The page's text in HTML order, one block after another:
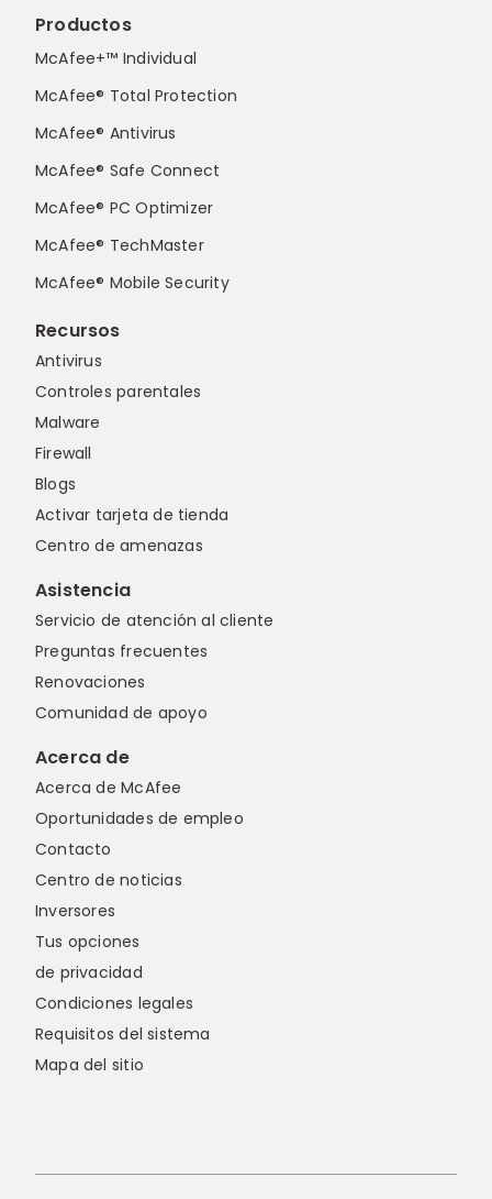
Productos
McAfee+™ Individual
McAfee® Total Protection
McAfee® Antivirus
McAfee® Safe Connect
McAfee® PC Optimizer
McAfee® TechMaster
McAfee® Mobile Security
Recursos
Antivirus
Controles parentales
Malware
Firewall
Blogs
Activar tarjeta de tienda
Centro de amenazas
Asistencia
Servicio de atención al cliente
Preguntas frecuentes
Renovaciones
Comunidad de apoyo
Acerca de
Acerca de McAfee
Oportunidades de empleo
Contacto
Centro de noticias
Inversores
Tus opciones
de privacidad
Condiciones legales
Requisitos del sistema
Mapa del sitio